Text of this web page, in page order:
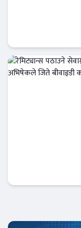
बैंक-वित्त